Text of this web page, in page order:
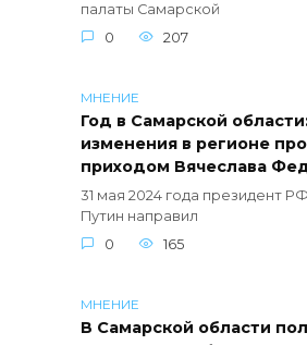
палаты Самарской
0
207
МНЕНИЕ
Год в Самарской
изменения в регионе
приходом Вячеслава
31 мая 2024 года президент
Путин направил
0
165
МНЕНИЕ
В Самарской области